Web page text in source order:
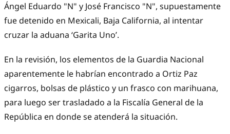
Ángel Eduardo "N" y José Francisco "N", supuestamente
fue detenido en Mexicali, Baja California, al intentar
cruzar la aduana ‘Garita Uno’.
En la revisión, los elementos de la Guardia Nacional
aparentemente le habrían encontrado a Ortiz Paz
cigarros, bolsas de plástico y un frasco con marihuana,
para luego ser trasladado a la Fiscalía General de la
República en donde se atenderá la situación.